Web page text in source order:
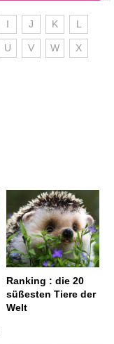
I J K L
U V W X
Ranking : die 20
süßesten Tiere der
Welt